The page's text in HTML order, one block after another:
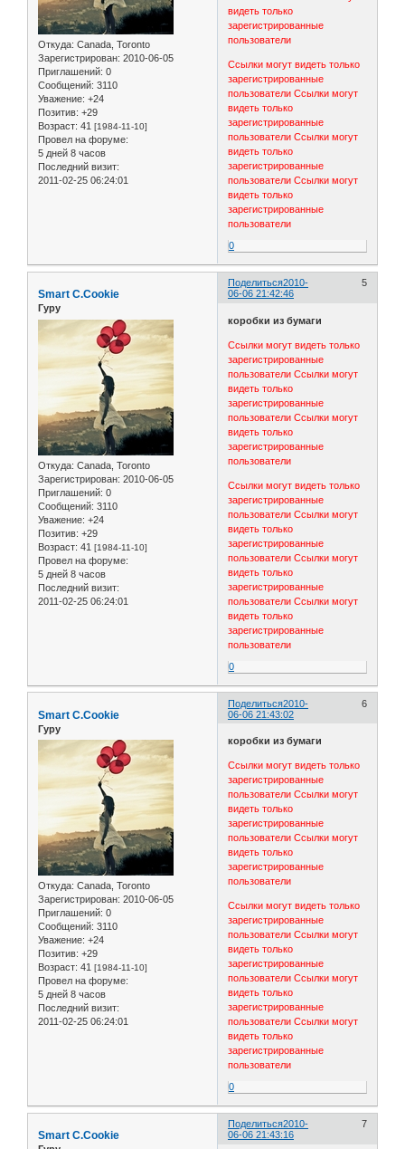
Откуда: Canada, Toronto
Зарегистрирован: 2010-06-05
Приглашений: 0
Сообщений: 3110
Уважение: +24
Позитив: +29
Возраст: 41 [1984-11-10]
Провел на форуме:
5 дней 8 часов
Последний визит:
2011-02-25 06:24:01
видеть только
зарегистрированные
пользователи
Ссылки могут видеть только
зарегистрированные
пользователи Ссылки могут
видеть только
зарегистрированные
пользователи Ссылки могут
видеть только
зарегистрированные
пользователи Ссылки могут
видеть только
зарегистрированные
пользователи
0
Поделиться 5
2010-
06-06 21:42:46
Smart C.Cookie
Гуру
Откуда: Canada, Toronto
Зарегистрирован: 2010-06-05
Приглашений: 0
Сообщений: 3110
Уважение: +24
Позитив: +29
Возраст: 41 [1984-11-10]
Провел на форуме:
5 дней 8 часов
Последний визит:
2011-02-25 06:24:01
коробки из бумаги
Ссылки могут видеть только
зарегистрированные
пользователи Ссылки могут
видеть только
зарегистрированные
пользователи Ссылки могут
видеть только
зарегистрированные
пользователи
Ссылки могут видеть только
зарегистрированные
пользователи Ссылки могут
видеть только
зарегистрированные
пользователи Ссылки могут
видеть только
зарегистрированные
пользователи Ссылки могут
видеть только
зарегистрированные
пользователи
0
Поделиться 6
2010-
06-06 21:43:02
Smart C.Cookie
Гуру
Откуда: Canada, Toronto
Зарегистрирован: 2010-06-05
Приглашений: 0
Сообщений: 3110
Уважение: +24
Позитив: +29
Возраст: 41 [1984-11-10]
Провел на форуме:
5 дней 8 часов
Последний визит:
2011-02-25 06:24:01
коробки из бумаги
Ссылки могут видеть только
зарегистрированные
пользователи Ссылки могут
видеть только
зарегистрированные
пользователи Ссылки могут
видеть только
зарегистрированные
пользователи
Ссылки могут видеть только
зарегистрированные
пользователи Ссылки могут
видеть только
зарегистрированные
пользователи Ссылки могут
видеть только
зарегистрированные
пользователи Ссылки могут
видеть только
зарегистрированные
пользователи
0
Поделиться 7
2010-
06-06 21:43:16
Smart C.Cookie